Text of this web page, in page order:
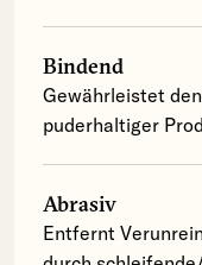
Bindend
Gewährleistet
puderhaltiger
Abrasiv
Entfernt